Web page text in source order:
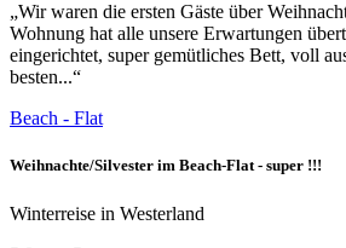
„Wir waren die ersten Gäste über
Wohnung hat alle unsere Erwartungen
eingerichtet, super gemütliches Bett, voll
besten...“
Beach - Flat
Weihnachte/Silvester im Beach-Flat - super !!!
Winterreise in Westerland